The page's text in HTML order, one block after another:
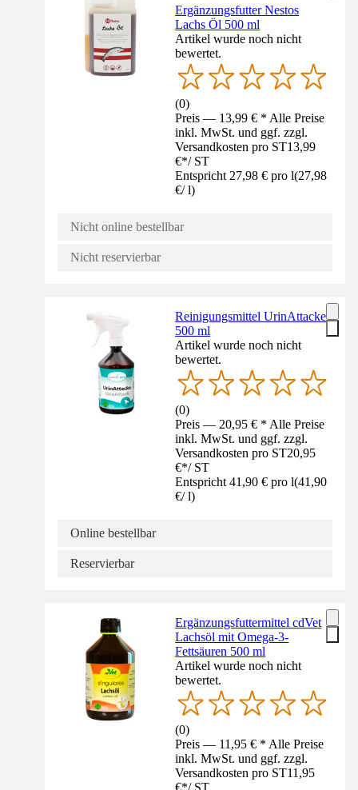
Ergänzungsfutter Nestos
Lachs Öl 500 ml
Artikel wurde noch nicht
bewertet.
(0)
Preis — 13,99 € * Alle Preise
inkl. MwSt. und ggf. zzgl.
Versandkosten pro ST13,99
€*/ ST
Entspricht 27,98 € pro l(27,98
€/ l)
Nicht online bestellbar
Nicht reservierbar
Reinigungsmittel UrinAttacke
500 ml
Artikel wurde noch nicht
bewertet.
(0)
Preis — 20,95 € * Alle Preise
inkl. MwSt. und ggf. zzgl.
Versandkosten pro ST20,95
€*/ ST
Entspricht 41,90 € pro l(41,90
€/ l)
Online bestellbar
Reservierbar
Ergänzungsfuttermittel cdVet
Lachsöl mit Omega-3-
Fettsäuren 500 ml
Artikel wurde noch nicht
bewertet.
(0)
Preis — 11,95 € * Alle Preise
inkl. MwSt. und ggf. zzgl.
Versandkosten pro ST11,95